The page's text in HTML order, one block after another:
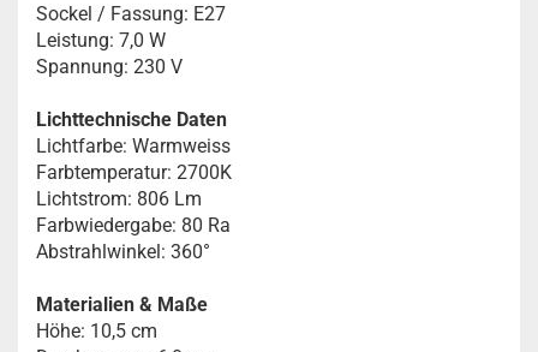
Sockel / Fassung: E27
Leistung: 7,0 W
Spannung: 230 V
Lichttechnische Daten
Lichtfarbe: Warmweiss
Farbtemperatur: 2700K
Lichtstrom: 806 Lm
Farbwiedergabe: 80 Ra
Abstrahlwinkel: 360°
Materialien & Maße
Höhe: 10,5 cm